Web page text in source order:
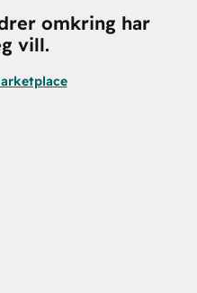
omkring har
vill.